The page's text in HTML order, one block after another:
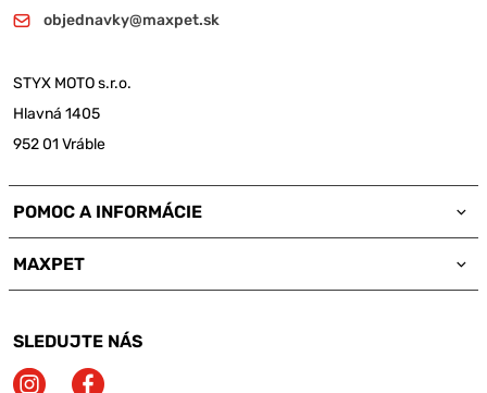
objednavky@maxpet.sk
STYX MOTO s.r.o.
Hlavná 1405
952 01 Vráble
POMOC A INFORMÁCIE
MAXPET
SLEDUJTE NÁS